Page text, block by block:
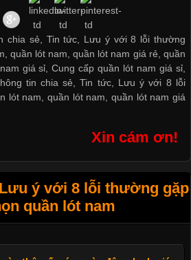
chia sẻ, Tin tức, Lưu ý với 8 lỗi thường
quần lót nam, quần lót nam giá rẻ, quần
giá sỉ,Cung cấp quần lót nam giá sỉ,
tin chia sẻ,Tin tức, Lưu ý với 8 lỗi
lót nam, quần lót nam, quần lót nam giá
Xin cám ơn!
ý với 8 lỗi thường gặp
quần lót nam